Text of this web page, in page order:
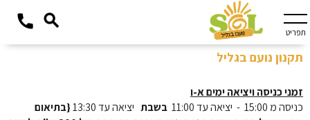
תפריט
תקנון נועם בגליל
זמני כניסה ויציאה ימים א-ו
כניסה מ 15:00  -  יציאה עד 11:00
בשבת יציאה עד 13:30